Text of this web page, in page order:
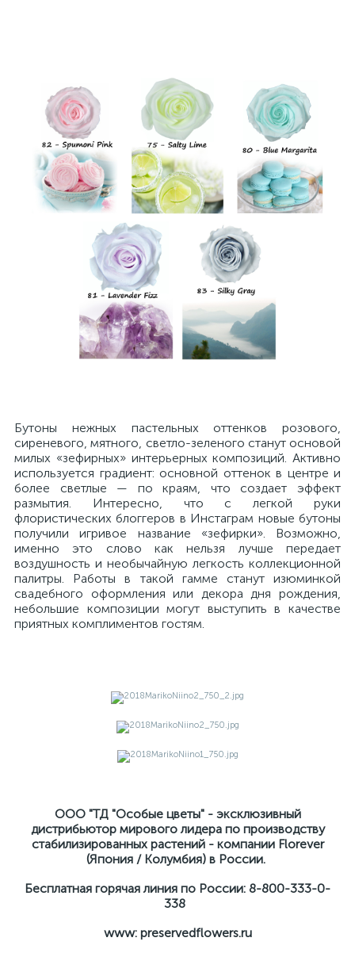
Бутоны нежных пастельных оттенков розового,
сиреневого, мятного, светло-зеленого станут основой
милых «зефирных» интерьерных композиций. Активно
используется градиент: основной оттенок в центре и
более светлые — по краям, что создает эффект
размытия. Интересно, что с легкой руки
флористических блоггеров в Инстаграм новые бутоны
получили игривое название «зефирки». Возможно,
именно это слово как нельзя лучше передает
воздушность и необычайную легкость коллекционной
палитры. Работы в такой гамме станут изюминкой
свадебного оформления или декора дня рождения,
небольшие композиции могут выступить в качестве
приятных комплиментов гостям.
ООО "ТД "Особые цветы" - эксклюзивный
дистрибьютор мирового лидера по производству
стабилизированных растений - компании Florever
(Япония / Колумбия) в России.
Бесплатная горячая линия по России: 8-800-333-0-
338
www: preservedflowers.ru